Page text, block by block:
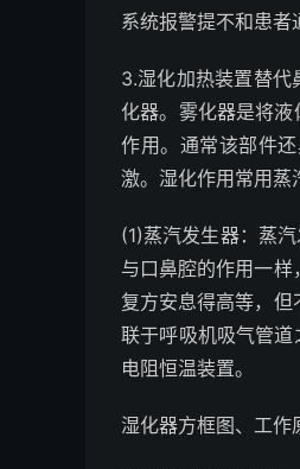
系统报警提不和患者
3.湿化加热装置替代
化器。雾化器是将
作用。通常该部件
激。湿化作用常用蒸
(1)蒸汽发生器：蒸
与口鼻腔的作用一样
复方安息得高等，
联于呼吸机吸气管
电阻恒温装置。
湿化器方框图、工作